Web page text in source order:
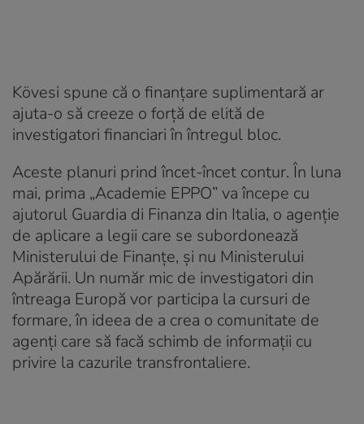
Kövesi spune că o finanţare suplimentară ar
ajuta-o să creeze o forţă de elită de
investigatori financiari în întregul bloc.
Aceste planuri prind încet-încet contur. În luna
mai, prima „Academie EPPO” va începe cu
ajutorul Guardia di Finanza din Italia, o agenţie
de aplicare a legii care se subordonează
Ministerului de Finanţe, şi nu Ministerului
Apărării. Un număr mic de investigatori din
întreaga Europă vor participa la cursuri de
formare, în ideea de a crea o comunitate de
agenţi care să facă schimb de informaţii cu
privire la cazurile transfrontaliere.